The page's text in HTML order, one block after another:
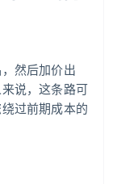
然后加价出
说，这条路可
过前期成本的